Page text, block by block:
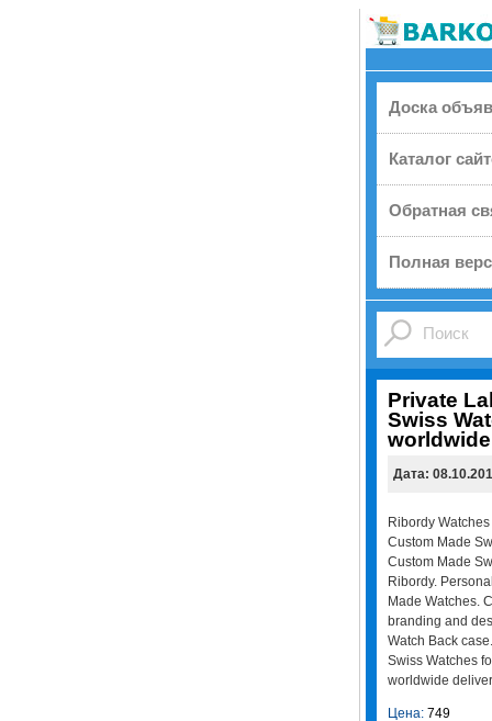
Доска
Каталог
Обратная
Полная
Private
Swiss
Дата:
Ribordy
Custom Made
Custom Made
Ribordy.
Made Watches.
branding and
Watch Back
Swiss Watches
worldwide
Цена:749